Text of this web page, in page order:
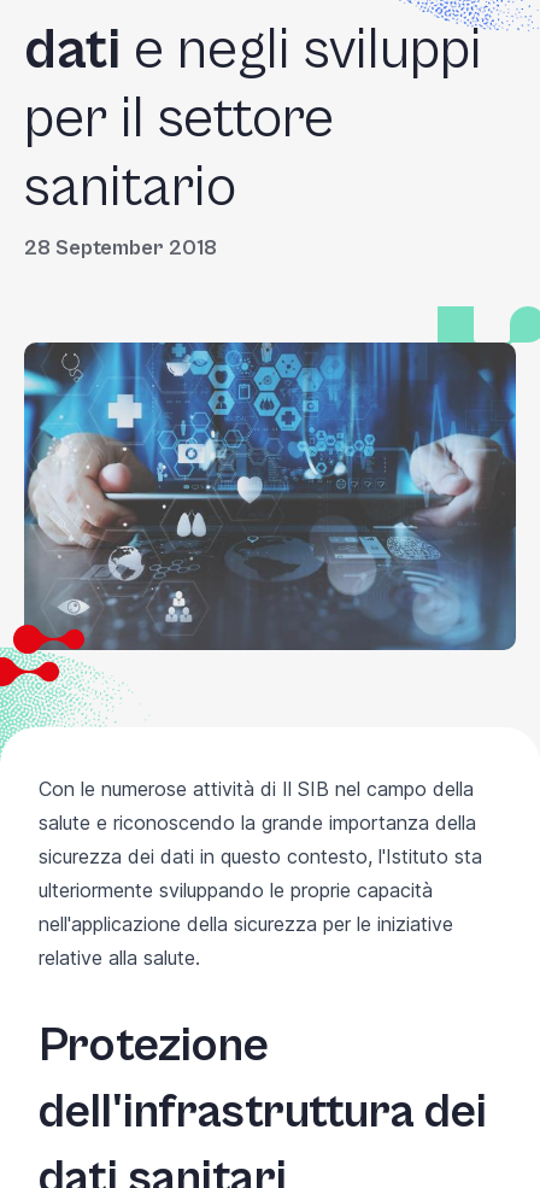
dati e negli sviluppi
per il settore
sanitario
28 September 2018
Con le numerose attività di Il SIB nel campo della
salute e riconoscendo la grande importanza della
sicurezza dei dati in questo contesto, l'Istituto sta
ulteriormente sviluppando le proprie capacità
nell'applicazione della sicurezza per le iniziative
relative alla salute.
Protezione
dell'infrastruttura dei